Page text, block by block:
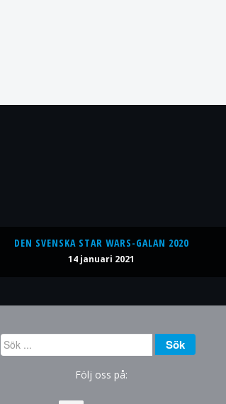
DEN SVENSKA STAR WARS-GALAN 2020
14 januari 2021
Sök
...
Sök
Följ oss på: